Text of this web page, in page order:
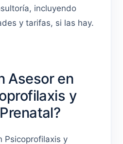
incluyendo
y tarifas, si las hay.
Asesor en
y
Psicoprofilaxis y